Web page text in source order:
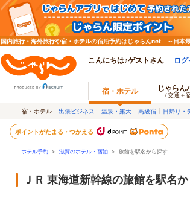
国内旅行・海外旅行や宿・ホテルの宿泊予約はじゃらんnet ～日本
こんにちは♪ゲストさん ロ
宿・ホテル じゃらん
（交通＋
宿・ホテル 出張ビジネス 温泉・露天 高級宿 日帰り・
ポイントがたまる・つかえる
ホテル予約 > 滋賀のホテル・宿泊 > 旅館を駅名から探す
ＪＲ 東海道新幹線の旅館を駅名